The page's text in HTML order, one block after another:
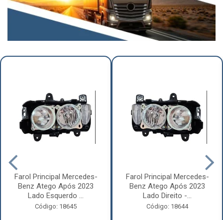
Farol Principal Mercedes-
Benz Atego Após 2023
Lado Esquerdo ...
Código: 18645
Farol Principal Mercedes-
Benz Atego Após 2023
Lado Direito -...
Código: 18644